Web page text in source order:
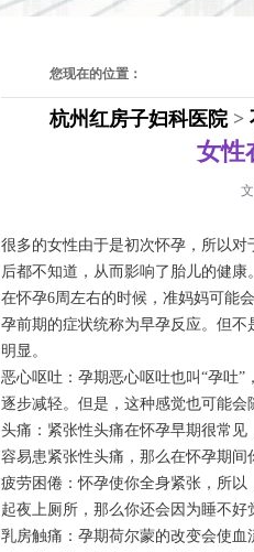
您现在的位置：
杭州红房子妇科医院>
女性
很多的女性由于是初次怀孕，所以
后都不知道，从而影响了胎儿的健
在怀孕6周左右的时候，准妈妈可能
孕前期的症状统称为早孕反应。但
明显。
恶心呕吐：孕期恶心呕吐也叫“孕吐
逐步减轻。但是，这种感觉也可能会
头痛：紧张性头痛在怀孕早期很常
容易患紧张性头痛，那么在怀孕期间
疲劳困倦：怀孕使你全身紧张，所
起夜上厕所，那么你还会因为睡不好
乳房触痛：孕期荷尔蒙的改变会使